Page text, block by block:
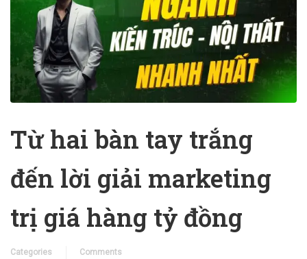
Từ hai bàn tay trắng
đến lời giải marketing
trị giá hàng tỷ đồng
Categories
Comments